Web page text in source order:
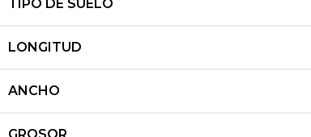
TIPO DE SUELO
LONGITUD
ANCHO
GROSOR